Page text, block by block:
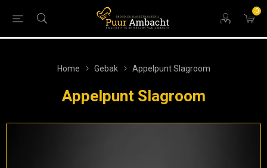
0
Home Gebak Appelpunt Slagroom
Appelpunt Slagroom